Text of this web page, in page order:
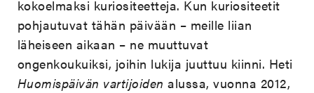
kokoelmaksi kuriositeetteja. Kun kuriositeetit
pohjautuvat tähän päivään – meille liian
läheiseen aikaan – ne muuttuvat
ongenkoukuiksi, joihin lukija juuttuu kiinni. Heti
Huomispäivän vartijoiden alussa, vuonna 2012,